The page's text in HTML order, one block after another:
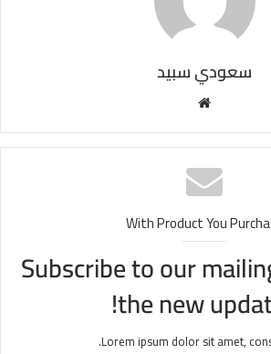
سعودي سبيد
الوي
ب
With Product You
Subscribe to our
the new
Lorem ipsum dolor sit amet,